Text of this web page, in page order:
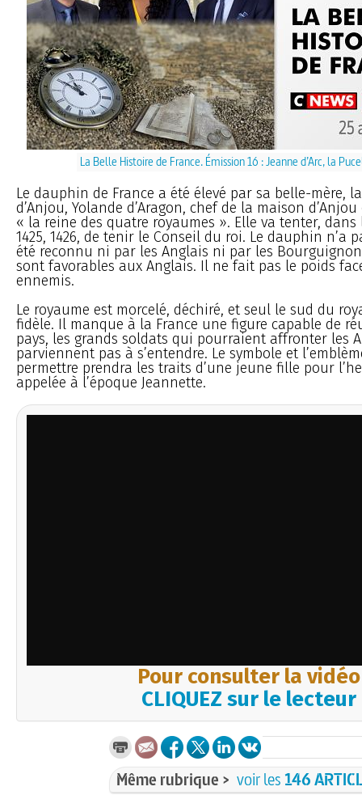
La Belle Histoire de France. Émission 16 : Jeanne d’Arc, la
Le dauphin de France a été élevé par sa belle-mère,
d’Anjou, Yolande d’Aragon, chef de la maison
« la reine des quatre royaumes ». Elle va tenter, dans
1425, 1426, de tenir le Conseil du roi. Le dauphin n’a
été reconnu ni par les Anglais ni par les
sont favorables aux Anglais. Il ne fait pas le poids
ennemis.
Le royaume est morcelé, déchiré, et seul le sud du
fidèle. Il manque à la France une figure capable de
pays, les grands soldats qui pourraient affronter les
parviennent pas à s’entendre. Le symbole et
permettre prendra les traits d’une jeune fille pour
appelée à l’époque Jeannette.
Pour consulter la vidéo
CLIQUEZ sur le lecteur
Même rubrique > voir les 146